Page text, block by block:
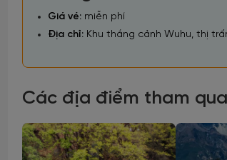
Giá vé: miễn phí
Địa chỉ: Khu thắng cảnh Wuhu, thị
Các địa điểm tham